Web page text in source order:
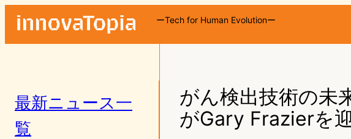
ーTech for Human Evolutionー
最新ニュース一
覧
がん検出技術の未
がGary Frazierを